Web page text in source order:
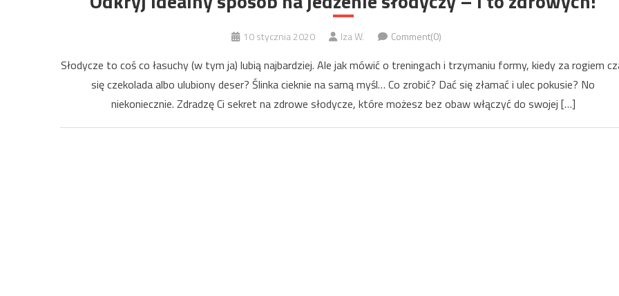
10 stycznia 2020 Iza W. Comment(0)
Słodycze to coś co łasuchy (w tym ja) lubią najbardziej. Ale jak mówić o treningach i trzymaniu formy, kiedy za rogiem
się czekolada albo ulubiony deser? Ślinka cieknie na samą myśl… Co zrobić? Dać się złamać i ulec pokusie? No
niekoniecznie. Zdradzę Ci sekret na zdrowe słodycze, które możesz bez obaw włączyć do swojej […]